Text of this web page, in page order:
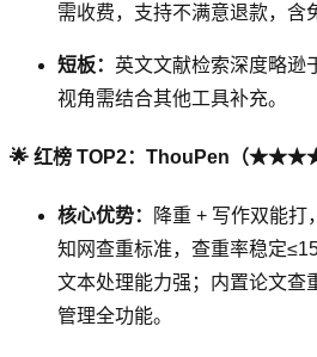
需收费，支持不满意退款，含
短板： 英文文献检索深度略逊
视角需结合其他工具补充。
🌟 红榜 TOP2：ThouPen（
核心优势：
降重 + 写作双能打
知网查重标准，查重率稳定
文本处理能力强；内置论文查
管理全功能。